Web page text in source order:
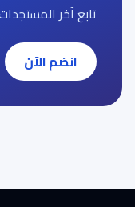
تابع آخر
انضم الآن